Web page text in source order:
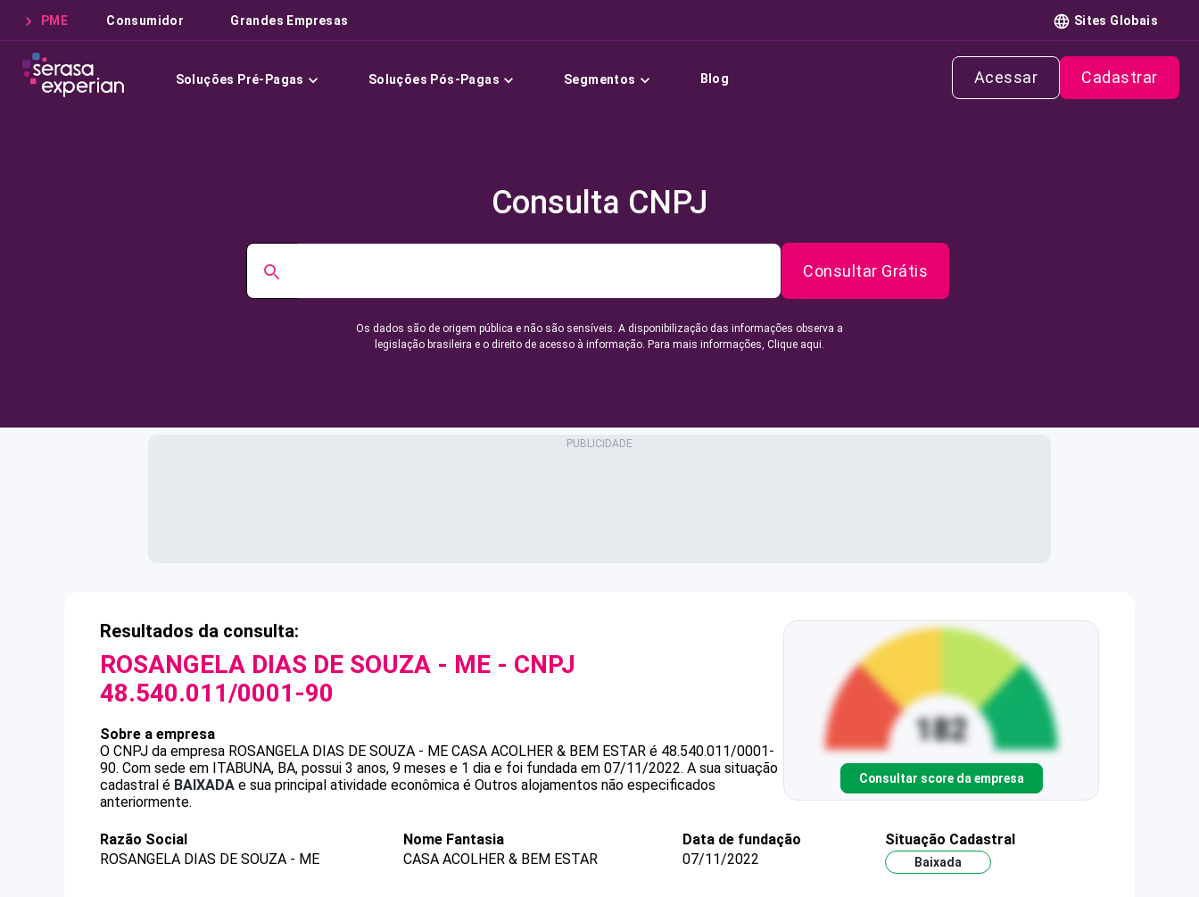
PME Consumidor Grandes Empresas Sites Globais
Soluções Pré-Pagas Soluções Pós-Pagas Segmentos Blog Acessar Cadastrar
Consulta CNPJ
Consultar Grátis
Os dados são de origem pública e não são sensíveis. A disponibilização das informações observa a
legislação brasileira e o direito de acesso à informação. Para mais informações, Clique aqui.
Resultados da consulta:
ROSANGELA DIAS DE SOUZA - ME - CNPJ
48.540.011/0001-90
Sobre a empresa
O CNPJ da empresa ROSANGELA DIAS DE SOUZA - ME CASA ACOLHER & BEM ESTAR é 48.540.011/0001-
90. Com sede em ITABUNA, BA, possui 3 anos, 9 meses e 1 dia e foi fundada em 07/11/2022. A sua situação
cadastral é BAIXADA e sua principal atividade econômica é Outros alojamentos não especificados
anteriormente.
Consultar score da empresa
Razão Social
ROSANGELA DIAS DE SOUZA - ME
Nome Fantasia
CASA ACOLHER & BEM ESTAR
Data de fundação
07/11/2022
Situação Cadastral
Baixada